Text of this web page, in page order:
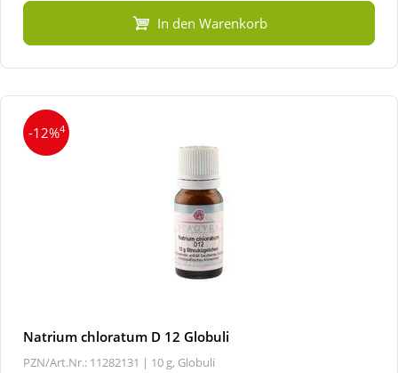
In den Warenkorb
-12%4
Natrium chloratum D 12 Globuli
PZN/Art.Nr.: 11282131 | 10 g, Globuli